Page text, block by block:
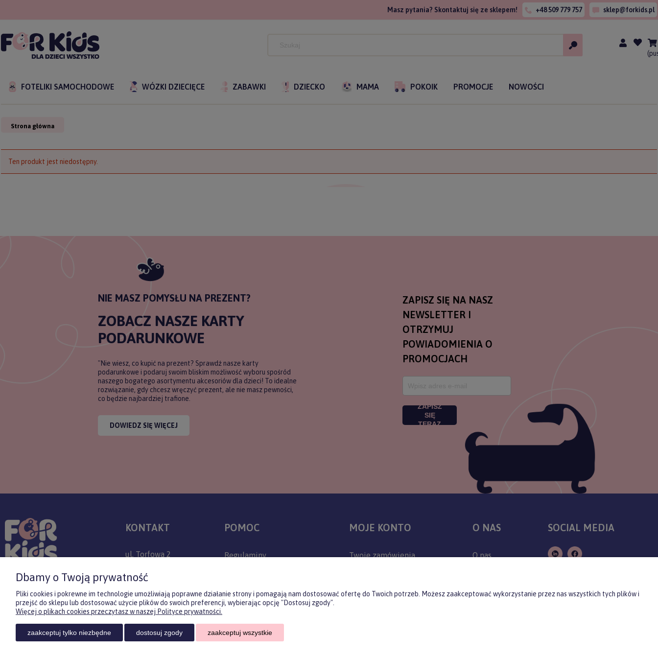
Masz pytania? Skontaktuj się ze sklepem! +48 509 779 757 sklep@forkids.pl
FOTELIKI SAMOCHODOWE WÓZKI DZIECIĘCE ZABAWKI DZIECKO MAMA POKOIK PROMOCJE NOWOŚCI
Strona główna
Ten produkt jest niedostępny.
NIE MASZ POMYSŁU NA PREZENT?
ZOBACZ NASZE KARTY
PODARUNKOWE
"Nie wiesz, co kupić na prezent? Sprawdź nasze karty
podarunkowe i podaruj swoim bliskim możliwość wyboru spośród
naszego bogatego asortymentu akcesoriów dla dzieci! To idealne
rozwiązanie, gdy chcesz wręczyć prezent, ale nie masz pewności,
co będzie najbardziej trafione.
DOWIEDZ SIĘ WIĘCEJ
ZAPISZ SIĘ NA NASZ
NEWSLETTER I
OTRZYMUJ
POWIADOMIENIA O
PROMOCJACH
ZAPISZ
SIĘ
TERAZ
KONTAKT
ul. Torfowa 2
+48 509 779 757
sklep@forkids.pl
Infolinia dostępna:
POMOC
Regulaminy
Polityka prywatności
Jak kupować?
Czas realizacji zamówienia
Czas i koszty dostawy
MOJE KONTO
Twoje zamówienia
Przechowalnia
O NAS
O nas
Producenci
SOCIAL MEDIA
Dbamy o Twoją prywatność
Pliki cookies i pokrewne im technologie umożliwiają poprawne działanie strony i pomagają nam dostosować ofertę do Twoich potrzeb. Możesz zaakceptować wykorzystanie przez nas wszystkich tych plików i
przejść do sklepu lub dostosować użycie plików do swoich preferencji, wybierając opcję "Dostosuj zgody".
Więcej o plikach cookies przeczytasz w naszej Polityce prywatności.
zaakceptuj tylko niezbędne dostosuj zgody zaakceptuj wszystkie